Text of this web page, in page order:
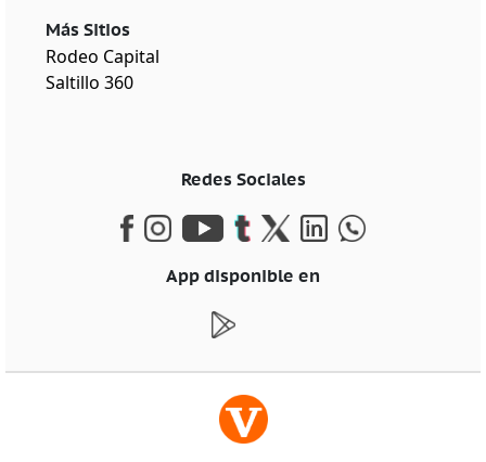
Más Sitios
Rodeo Capital
Saltillo 360
Redes Sociales
App disponible en